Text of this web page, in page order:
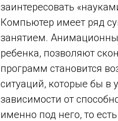
заинтересовать
Компьютер имеет ряд
занятием.
ребенка, позволяют
программ становится
ситуаций, которые бы в
зависимости от
именно под него, то